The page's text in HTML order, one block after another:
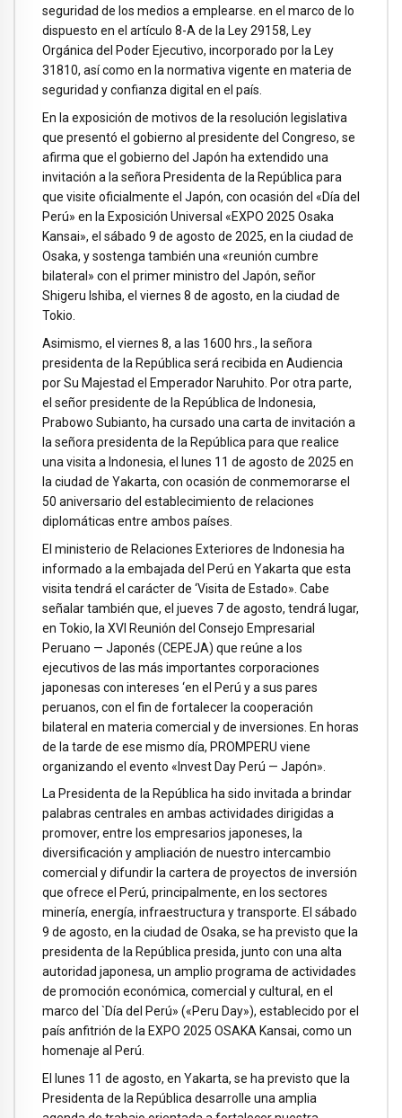
seguridad de los medios a emplearse. en el marco de lo
dispuesto en el artículo 8-A de la Ley 29158, Ley
Orgánica del Poder Ejecutivo, incorporado por la Ley
31810, así como en la normativa vigente en materia de
seguridad y confianza digital en el país.
En la exposición de motivos de la resolución legislativa
que presentó el gobierno al presidente del Congreso, se
afirma que el gobierno del Japón ha extendido una
invitación a la señora Presidenta de la República para
que visite oficialmente el Japón, con ocasión del «Día del
Perú» en la Exposición Universal «EXPO 2025 Osaka
Kansai», el sábado 9 de agosto de 2025, en la ciudad de
Osaka, y sostenga también una «reunión cumbre
bilateral» con el primer ministro del Japón, señor
Shigeru Ishiba, el viernes 8 de agosto, en la ciudad de
Tokio.
Asimismo, el viernes 8, a las 1600 hrs., la señora
presidenta de la República será recibida en Audiencia
por Su Majestad el Emperador Naruhito. Por otra parte,
el señor presidente de la República de Indonesia,
Prabowo Subianto, ha cursado una carta de invitación a
la señora presidenta de la República para que realice
una visita a Indonesia, el lunes 11 de agosto de 2025 en
la ciudad de Yakarta, con ocasión de conmemorarse el
50 aniversario del establecimiento de relaciones
diplomáticas entre ambos países.
El ministerio de Relaciones Exteriores de Indonesia ha
informado a la embajada del Perú en Yakarta que esta
visita tendrá el carácter de ‘Visita de Estado». Cabe
señalar también que, el jueves 7 de agosto, tendrá lugar,
en Tokio, la XVI Reunión del Consejo Empresarial
Peruano — Japonés (CEPEJA) que reúne a los
ejecutivos de las más importantes corporaciones
japonesas con intereses ‘en el Perú y a sus pares
peruanos, con el fin de fortalecer la cooperación
bilateral en materia comercial y de inversiones. En horas
de la tarde de ese mismo día, PROMPERU viene
organizando el evento «Invest Day Perú — Japón».
La Presidenta de la República ha sido invitada a brindar
palabras centrales en ambas actividades dirigidas a
promover, entre los empresarios japoneses, la
diversificación y ampliación de nuestro intercambio
comercial y difundir la cartera de proyectos de inversión
que ofrece el Perú, principalmente, en los sectores
minería, energía, infraestructura y transporte. El sábado
9 de agosto, en la ciudad de Osaka, se ha previsto que la
presidenta de la República presida, junto con una alta
autoridad japonesa, un amplio programa de actividades
de promoción económica, comercial y cultural, en el
marco del `Día del Perú» («Peru Day»), establecido por el
país anfitrión de la EXPO 2025 OSAKA Kansai, como un
homenaje al Perú.
El lunes 11 de agosto, en Yakarta, se ha previsto que la
Presidenta de la República desarrolle una amplia